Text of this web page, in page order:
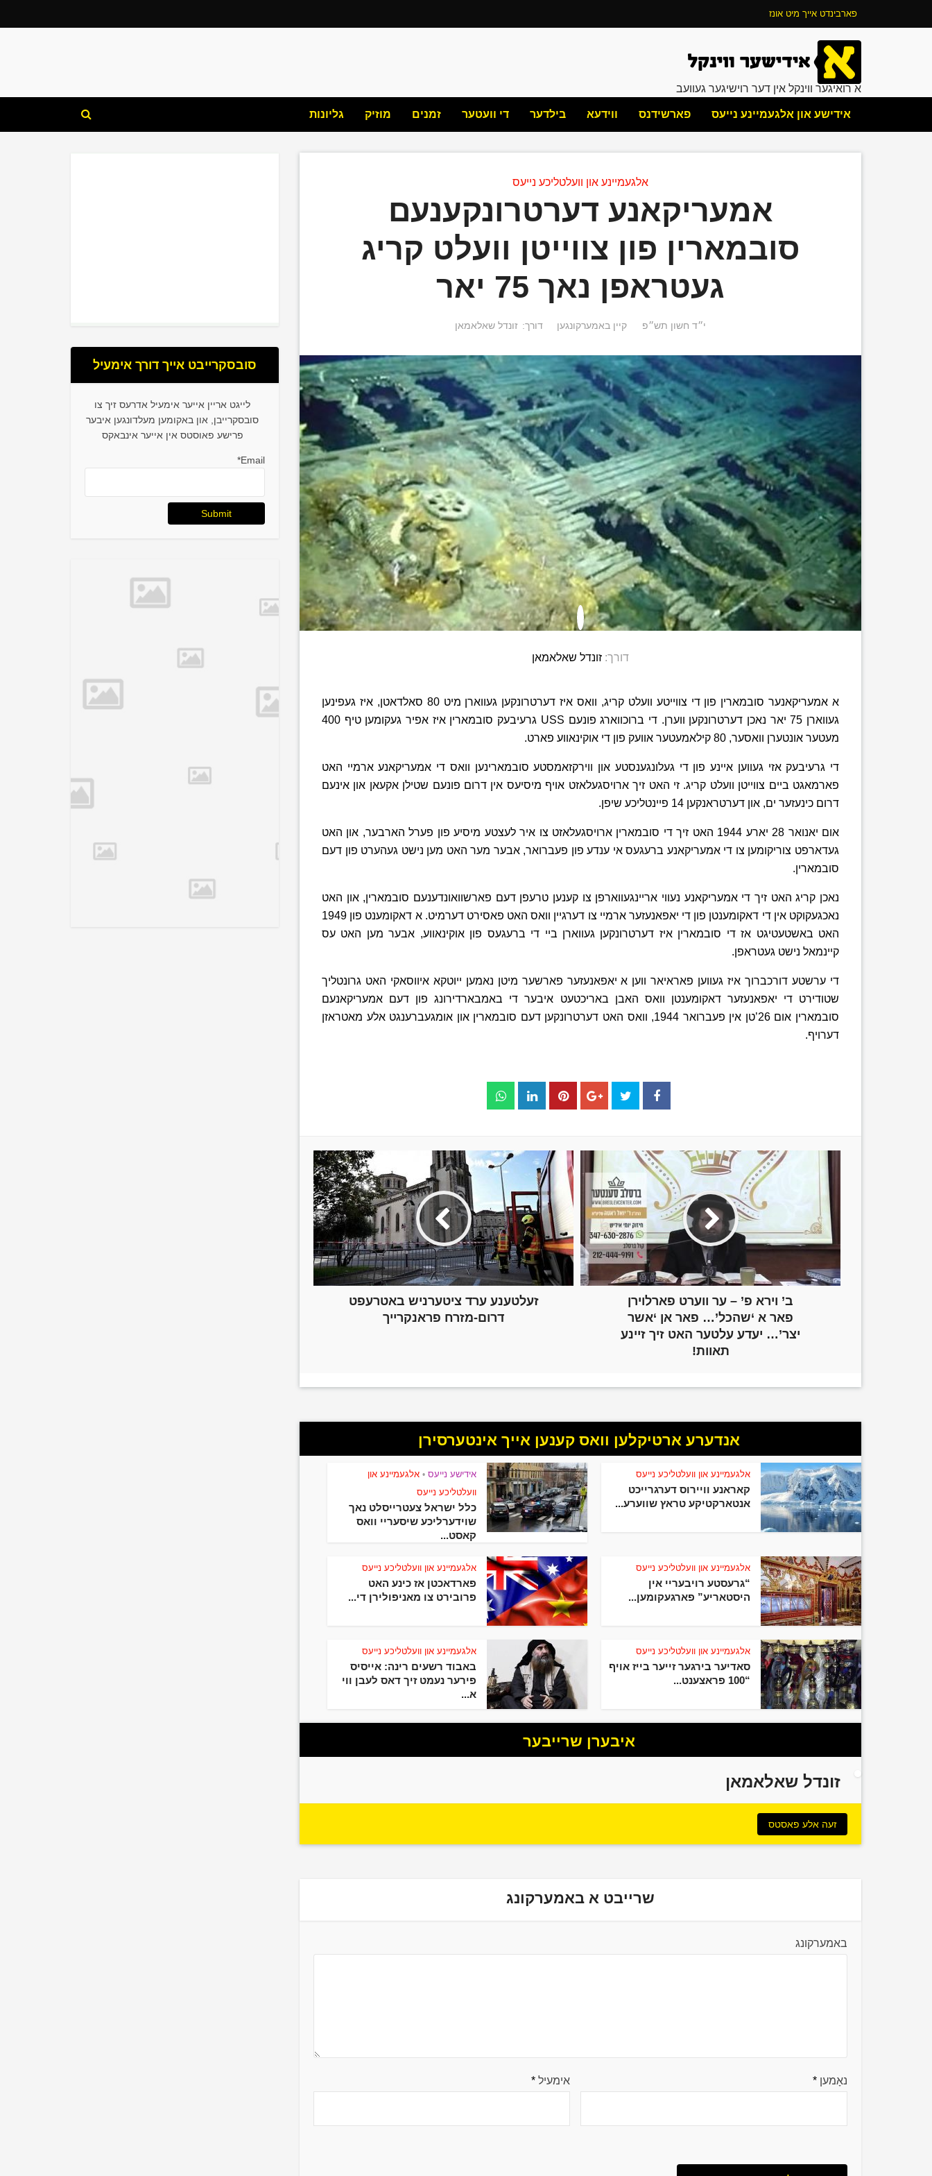
פארבינדט אייך מיט אונז
א רואיגער ווינקל אין דער רוישיגער געוועב
אידישע און אלגעמיינע נייעס פארשידנס ווידעא בילדער די וועטער זמנים מוזיק גליונות
סובסקרייבט אייך דורך אימעיל
לייגט אריין אייער אימעיל אדרעס זיך צו
סובסקרייבן, און באקומען מעלדונגען איבער
פרישע פאוסטס אין אייער אינבאקס
Email*
אלגעמיינע און וועלטליכע נייעס
אמעריקאנע דערטרונקענעם
סובמארין פון צווייטן וועלט קריג
געטראפן נאך 75 יאר
י״ד חשון תש״פ קיין באמערקונגען דורך: זונדל שאלאמאן
דורך: זונדל שאלאמאן
א אמעריקאנער סובמארין פון די צווייטע וועלט קריג, וואס איז דערטרונקען געווארן מיט 80 סאלדאטן, איז געפינען
געווארן 75 יאר נאכן דערטרונקען ווערן. די ברוכווארג פונעם USS גרעיבעק סובמארין איז אפיר געקומען טיף 400
מעטער אונטערן וואסער, 80 קילאמעטער אוועק פון די אוקינאווע פארט.
די גרעיבעק אזי געווען איינע פון די געלונגענסטע און ווירקזאמסטע סובמארינען וואס די אמעריקאנע ארמיי האט
פארמאגט ביים צווייטן וועלט קריג. זי האט זיך ארויסגעלאזט אויף מיסיעס אין דרום פונעם שטילן אקעאן און אינעם
דרום כינעזער ים, און דערטראנקען 14 פיינטליכע שיפן.
אום יאנואר 28 יארע 1944 האט זיך די סובמארין ארויסגעלאזט צו איר לעצטע מיסיע פון פערל הארבער, און האט
געדארפט צוריקומען צו די אמעריקאנע ברעגעס אי ענדע פון פעברואר, אבער מער האט מען נישט געהערט פון דעם
סובמארין.
נאכן קריג האט זיך די אמעריקאנע נעווי אריינגעווארפן צו קענען טרעפן דעם פארשוואונדענעם סובמארין, און האט
נאכגעקוקט אין די דאקומענטן פון די יאפאנעזער ארמיי צו דערגיין וואס האט פאסירט דערמיט. א דאקומענט פון 1949
האט באשטעטיגט אז די סובמארין איז דערטרונקען געווארן ביי די ברעגעס פון אוקינאווע, אבער מען האט עס
קיינמאל נישט געטראפן.
די ערשטע דורכברוך איז געווען פאראיאר ווען א יאפאנעזער פארשער מיטן נאמען ייוטקא איווסאקי האט גרונטליך
שטודירט די יאפאנעזער דאקומענטן וואס האבן באריכטעט איבער די באמבארדירונג פון דעם אמעריקאנעם
סובמארין אום 26’טן אין פעברואר 1944, וואס האט דערטרונקען דעם סובמארין און אומגעברענגט אלע מאטראזן
דערויף.
זעלטענע ערד ציטערניש באטרעפט
דרום-מזרח פראנקרייך
ב’ וירא פ’ – ער ווערט פארלוירן
פאר א ‘שהכל’… פאר אן ‘אשר
יצר’… יעדע עלטער האט זיך זיינע
תאוות!
אנדערע ארטיקלען וואס קענען אייך אינטערסירן
אלגעמיינע און וועלטליכע נייעס
קאראנע וויירוס דערגרייכט
אנטארקטיקע טראץ שווערע...
אידישע נייעס • אלגעמיינע און
וועלטליכע נייעס
כלל ישראל צעטרייסלט נאך
שוידערליכע שיסעריי וואס
קאסט...
אלגעמיינע און וועלטליכע נייעס
“גרעסטע רויבעריי אין
היסטאריע” פארגעקומען...
אלגעמיינע און וועלטליכע נייעס
פארדאכטן אז כינע האט
פרובירט צו מאניפולירן די...
אלגעמיינע און וועלטליכע נייעס
סאדיער בירגער זייער בייז אויף
“100 פראצענט...
אלגעמיינע און וועלטליכע נייעס
באבוד רשעים רינה: אייסיס
פירער נעמט זיך דאס לעבן ווי
א...
איבערן שרייבער
זונדל שאלאמאן
זעה אלע פאסטס
שרייבט א באמערקונג
באמערקונג
נאָמען * אימעיל *